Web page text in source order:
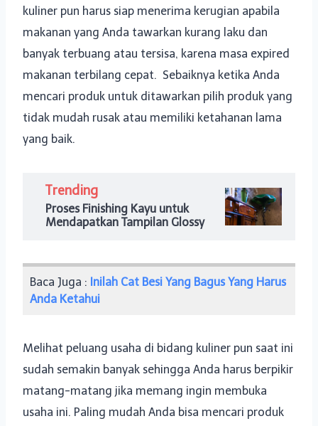
kuliner pun harus siap menerima kerugian apabila
makanan yang Anda tawarkan kurang laku dan
banyak terbuang atau tersisa, karena masa expired
makanan terbilang cepat. Sebaiknya ketika Anda
mencari produk untuk ditawarkan pilih produk yang
tidak mudah rusak atau memiliki ketahanan lama
yang baik.
Trending
Proses Finishing Kayu untuk
Mendapatkan Tampilan Glossy
Baca Juga : Inilah Cat Besi Yang Bagus Yang Harus
Anda Ketahui
Melihat peluang usaha di bidang kuliner pun saat ini
sudah semakin banyak sehingga Anda harus berpikir
matang-matang jika memang ingin membuka
usaha ini. Paling mudah Anda bisa mencari produk